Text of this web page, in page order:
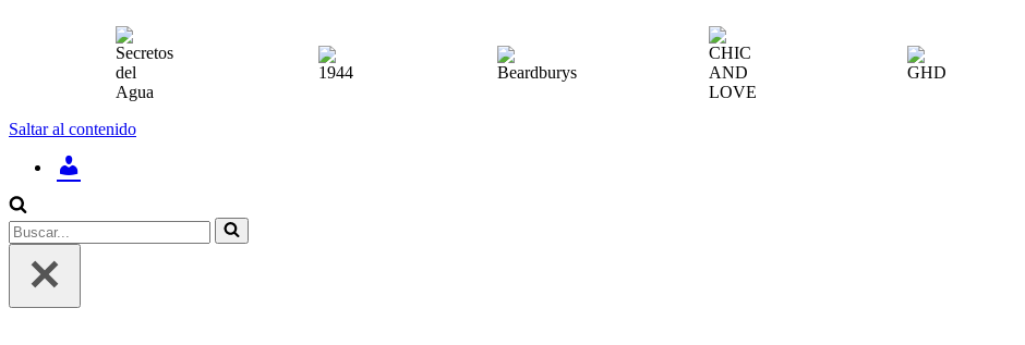
Saltar al contenido
SESIÓN
REGÍSTRATE
Buscar...